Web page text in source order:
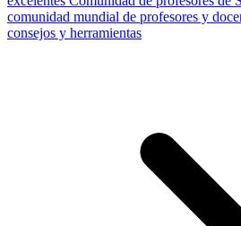
comunidad mundial de profesores y
consejos y herramientas